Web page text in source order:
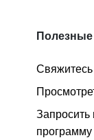
программу